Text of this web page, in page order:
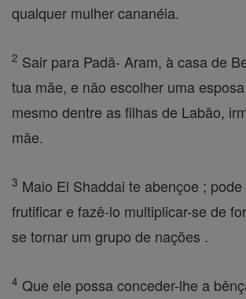
qualquer mulher cananéia.
2 Sair para Padã- Aram, à casa de
tua mãe, e não escolher uma
mesmo dentre as filhas de Labão,
mãe.
3 Maio El Shaddai te abençoe ;
frutificar e fazê-lo multiplicar-se de
se tornar um grupo de nações .
4 Que ele possa conceder-lhe a